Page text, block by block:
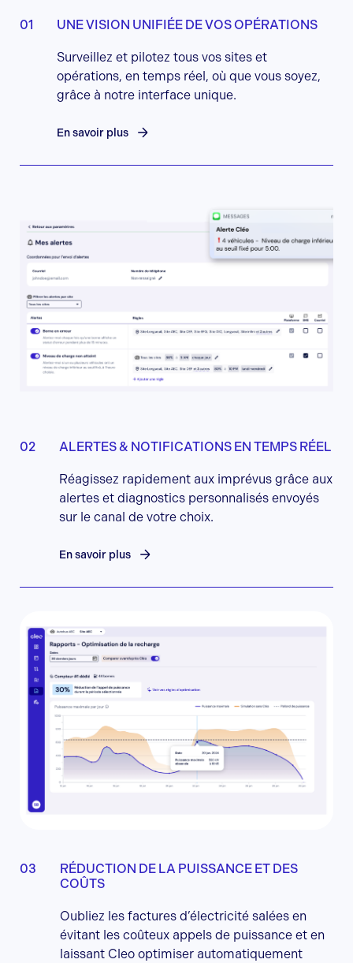
UNE VISION UNIFIÉE DE VOS OPÉRATIONS
Surveillez et pilotez tous vos sites et
opérations, en temps réel, où que vous soyez,
grâce à notre interface unique.
En savoir plus
ALERTES & NOTIFICATIONS EN TEMPS RÉEL
Réagissez rapidement aux imprévus grâce aux
alertes et diagnostics personnalisés envoyés
sur le canal de votre choix.
En savoir plus
RÉDUCTION DE LA PUISSANCE ET DES
COÛTS
Oubliez les factures d’électricité salées en
évitant les coûteux appels de puissance et en
laissant Cleo optimiser automatiquement